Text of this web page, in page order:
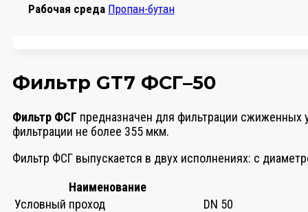
Рабочая среда Пропан-бутан
Фильтр GT7 ФСГ–50
Фильтр ФСГ предназначен для фильтрации сжиженных
фильтрации не более 355 мкм.
Фильтр ФСГ выпускается в двух исполнениях: с
Наименование
Условный проход
DN 50